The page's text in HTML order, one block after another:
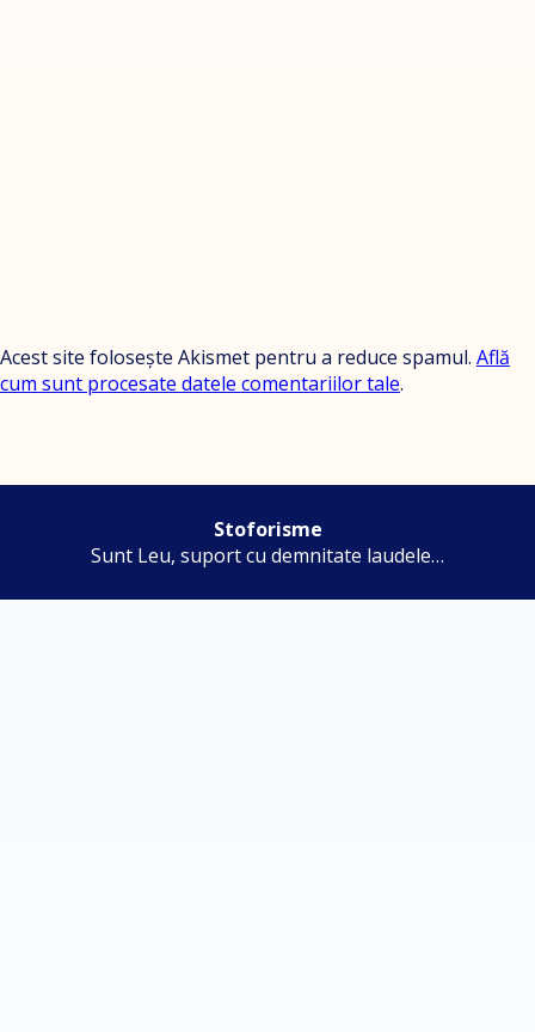
Acest site folosește Akismet pentru a reduce spamul. Află
cum sunt procesate datele comentariilor tale.
Stoforisme
Sunt Leu, suport cu demnitate laudele…